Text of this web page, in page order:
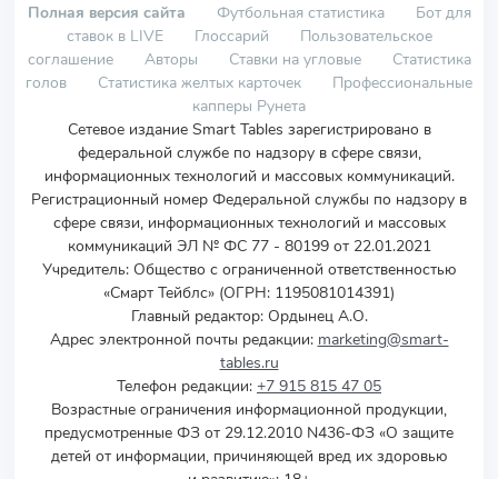
Полная версия сайта Футбольная статистика
Бот для
ставок в LIVE
Глоссарий
Пользовательское
соглашение
Авторы Ставки на угловые
Статистика
голов
Статистика желтых карточек
Профессиональные
капперы Рунета
Сетевое издание Smart Tables зарегистрировано в
федеральной службе по надзору в сфере связи,
информационных технологий и массовых коммуникаций.
Регистрационный номер Федеральной службы по надзору в
сфере связи, информационных технологий и массовых
коммуникаций ЭЛ № ФС 77 - 80199 от 22.01.2021
Учредитель: Общество с ограниченной ответственностью
«Смарт Тейблс» (ОГРН: 1195081014391)
Главный редактор: Ордынец А.О.
Адрес электронной почты редакции: marketing@smart-
tables.ru
Телефон редакции: +7 915 815 47 05
Возрастные ограничения информационной продукции,
предусмотренные ФЗ от 29.12.2010 N436-ФЗ «О защите
детей от информации, причиняющей вред их здоровью